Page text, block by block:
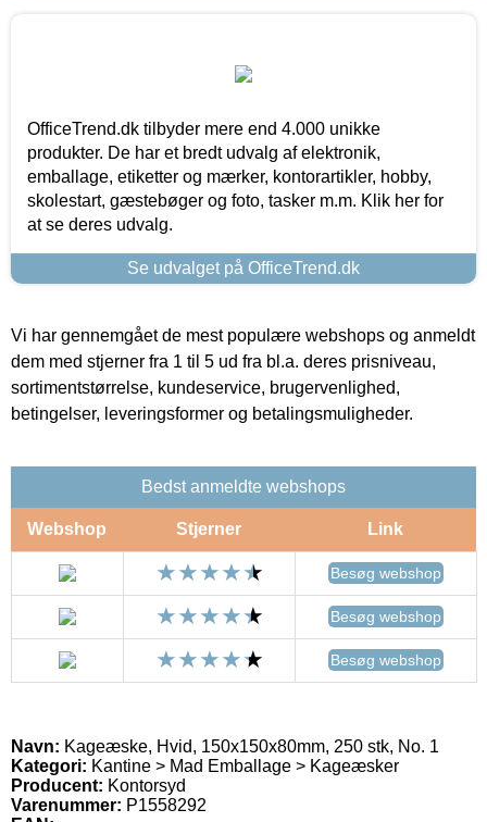
OfficeTrend.dk tilbyder mere end 4.000 unikke
produkter. De har et bredt udvalg af elektronik,
emballage, etiketter og mærker, kontorartikler, hobby,
skolestart, gæstebøger og foto, tasker m.m. Klik her for
at se deres udvalg.
Se udvalget på OfficeTrend.dk
Vi har gennemgået de mest populære webshops og anmeldt
dem med stjerner fra 1 til 5 ud fra bl.a. deres prisniveau,
sortimentstørrelse, kundeservice, brugervenlighed,
betingelser, leveringsformer og betalingsmuligheder.
Bedst anmeldte webshops
Webshop Stjerner Link
Besøg webshop
Besøg webshop
Besøg webshop
Navn: Kageæske, Hvid, 150x150x80mm, 250 stk, No. 1
Kategori: Kantine > Mad Emballage > Kageæsker
Producent: Kontorsyd
Varenummer: P1558292